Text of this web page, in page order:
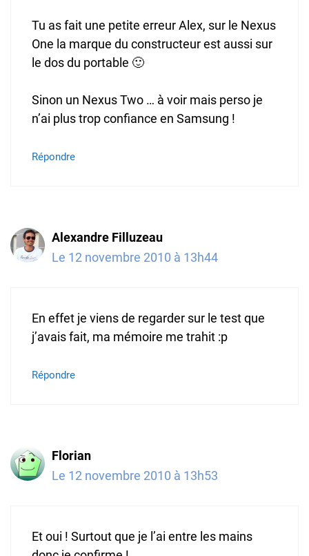
Tu as fait une petite erreur Alex, sur le Nexus
One la marque du constructeur est aussi sur
le dos du portable 🙂
Sinon un Nexus Two … à voir mais perso je
n’ai plus trop confiance en Samsung !
Répondre
Alexandre Filluzeau
Le 12 novembre 2010 à 13h44
En effet je viens de regarder sur le test que
j’avais fait, ma mémoire me trahit :p
Répondre
Florian
Le 12 novembre 2010 à 13h53
Et oui ! Surtout que je l’ai entre les mains